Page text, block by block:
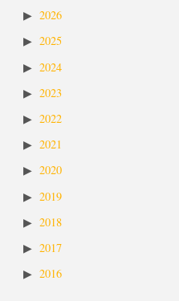
2026
2025
2024
2023
2022
2021
2020
2019
2018
2017
2016